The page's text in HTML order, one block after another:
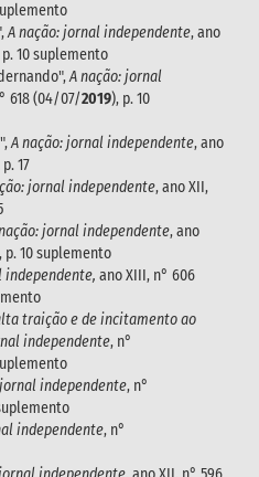
A nação: jornal independente, ano
p. 10 suplemento
A nação: jornal
618 (04/07/2019), p. 10
A nação: jornal independente, ano
p. 17
jornal independente, ano XII,
jornal independente, ano
p. 10 suplemento
independente, ano XIII, n° 606
traição e de incitamento ao
independente, n°
independente, n°
independente, n°